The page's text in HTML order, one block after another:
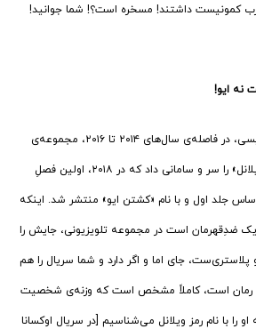
کمونیست داشتند! مسخره است؟! شما جوانید!
نه ایو!
لوک جنینگز نویسنده‌ی انگلیسی، در فاصله‌ی سال‌های ۲۰۱۴ تا ۲۰۱۶، مجموعه‌ی
چهار جلدی رمان «اسم رمز: ویلانل» را سر و سامانی داد که در ۲۰۱۸، اولین فصلِ
جلد اول و با نام «کشتن ایو» منتشر شد. اینکه
ضدِقهرمان است در مجموعه تلویزیونی، جایش را
پلاستری‌ست، جای اما و اگر دارد و شما سریال را هم
رمان است، کاملاً مشخص است که وزنه‌ی شخصیت
او را با نام رمز ویلانل می‌شناسیم [در سریال اوکسانا